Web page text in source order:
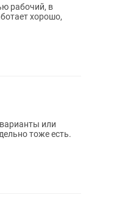
рабочий, в
хорошо,
тоже есть.